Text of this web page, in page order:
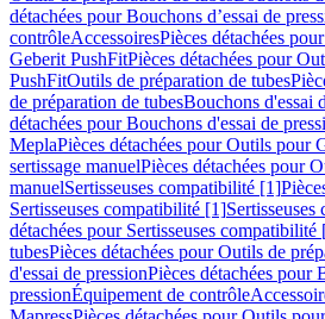
détachées pour Bouchons d’essai de
contrôleAccessoiresPièces détachées
Geberit PushFitPièces détachées pour
PushFitOutils de préparation de tubes
de préparation de tubesBouchons d'essai
détachées pour Bouchons d'essai de
MeplaPièces détachées pour Outils pour
sertissage manuelPièces détachées pour
manuelSertisseuses compatibilité [1]
Sertisseuses compatibilité [1]
détachées pour Sertisseuses compatibilité
tubesPièces détachées pour Outils de
d'essai de pressionPièces détachées pour
pressionÉquipement de contrôle